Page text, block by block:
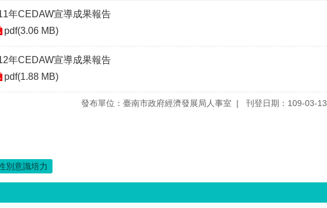
年CEDAW宣導成果報告
pdf(3.06 MB)
年CEDAW宣導成果報告
pdf(1.88 MB)
發布單位：臺南市政府經濟發展局人事室 刊登日期：109-03-13
別意識培力